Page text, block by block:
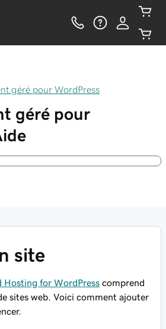
géré pour WordPress
géré pour
site
Hosting for WordPress comprend
sites web. Voici comment ajouter